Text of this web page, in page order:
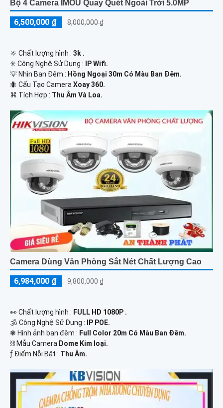
Bộ 4 Camera IMOU Quay Quét Ngoài Trời 5.0MP
6,500,000 ₫ 8,000,000 ₫
🔆 Chất lượng hình : 3k .
✳️ Công Nghệ Sử Dụng :
IP Wifi.
💡 Nhìn Ban Đêm : Hồng Ngoại 30m Có Màu Ban Ðêm.
🐜 Cấu Tạo Camera Xoay 360.
️⌘ Tích Hợp : Thu Âm Và Loa.
Camera Dùng Văn Phòng Sắt Nét Chất Lượng Cao
6,984,000 ₫ 9,800,000 ₫
️👀 Chất lượng hình : FULL HD 1080P .
🕉️ Công Nghệ Sử Dụng :
IP POE.
❃ Hình ảnh ban đêm : Full Color 20m Có Màu Ban Ðêm.
⛓ Mẫu Camera Dome Kim loại.
️ƒ Điểm Nỗi Bật : Thu Âm.